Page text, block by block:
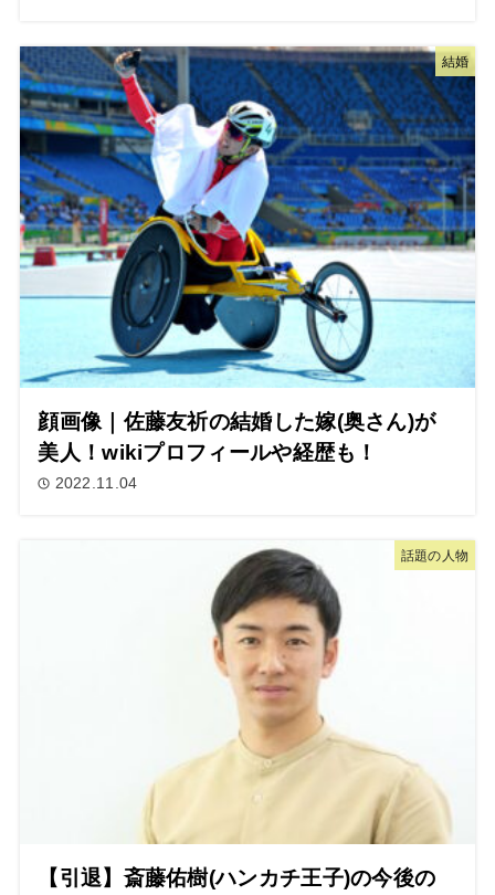
結婚
顔画像｜佐藤友祈の結婚した嫁(奥さん)が
美人！wikiプロフィールや経歴も！
2022.11.04
話題の人物
【引退】斎藤佑樹(ハンカチ王子)の今後の